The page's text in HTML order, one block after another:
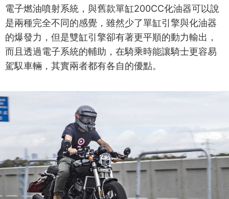
電子燃油噴射系統，與舊款單缸200CC化油器可以說
是兩種完全不同的感覺，雖然少了單缸引擎與化油器
的爆發力，但是雙缸引擎卻有著更平順的動力輸出，
而且透過電子系統的輔助，在騎乘時能讓騎士更容易
駕馭車輛，其實兩者都有各自的優點。